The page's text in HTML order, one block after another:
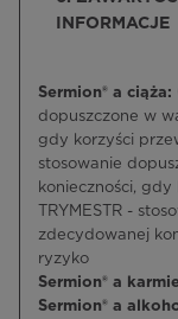
INFORMACJE
Sermion® a ciąża:
dopuszczone w
gdy korzyści
stosowanie
konieczności, gdy
TRYMESTR -
zdecydowanej
ryzyko
Sermion® a
Sermion® a